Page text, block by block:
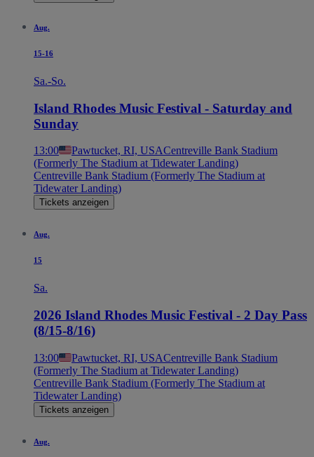
Aug.
15-16
Sa.-So.
Island Rhodes Music Festival - Saturday and
Sunday
13:00 Pawtucket, RI, USACentreville Bank Stadium
(Formerly The Stadium at Tidewater Landing)
Centreville Bank Stadium (Formerly The Stadium at
Tidewater Landing)
Tickets anzeigen
Aug.
15
Sa.
2026 Island Rhodes Music Festival - 2 Day Pass
(8/15-8/16)
13:00 Pawtucket, RI, USACentreville Bank Stadium
(Formerly The Stadium at Tidewater Landing)
Centreville Bank Stadium (Formerly The Stadium at
Tidewater Landing)
Tickets anzeigen
Aug.